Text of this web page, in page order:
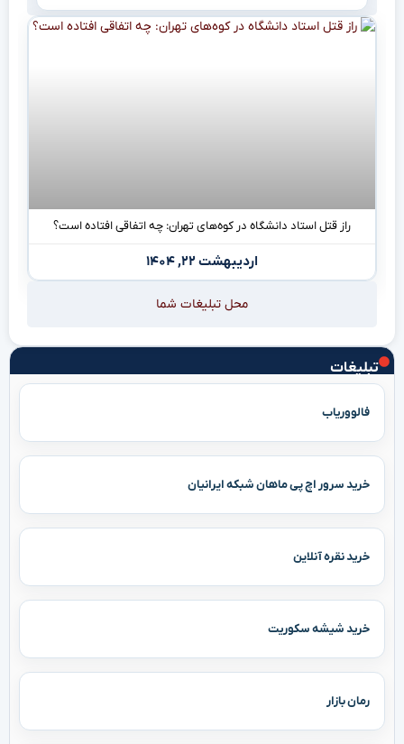
تبلیغات
فالووریاب
خرید سرور اچ پی ماهان شبکه ایرانیان
خرید نقره آنلاین
خرید شیشه سکوریت
رمان بازار
راز قتل استاد دانشگاه در کوه‌های تهران: چه اتفاقی افتاده است؟
اردیبهشت ۲۲, ۱۴۰۴
محل تبلیغات شما